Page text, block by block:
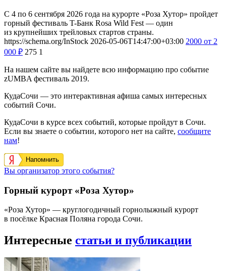
С 4 по 6 сентября 2026 года на курорте «Роза Хутор» пройдет
горный фестиваль T-Банк Rosa Wild Fest — один
из крупнейших трейловых стартов страны.
https://schema.org/InStock 2026-05-06T14:47:00+03:00 2000 от 2
000 ₽ 275 1
На нашем сайте вы найдете всю информацию про событие
zUMBA фестиваль 2019.
КудаСочи — это интерактивная афиша самых интересных
событий Сочи.
КудаСочи в курсе всех событий, которые пройдут в Сочи.
Если вы знаете о событии, которого нет на сайте, сообщите
нам!
Напомнить
Вы организатор этого события?
Горный курорт «Роза Хутор»
«Роза Хутор» — круглогодичный горнолыжный курорт
в посёлке Красная Поляна города Сочи.
Интересные статьи и публикации